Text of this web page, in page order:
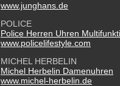
www.junghans.de
POLICE
Police Herren Uhren
www.policelifestyle.com
MICHEL HERBELIN
Michel Herbelin Damenuhren
www.michel-herbelin.de